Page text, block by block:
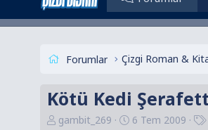
Forumlar Çizgi Roman &
Kötü Kedi
K
gambit_269
B
6 Tem 2009